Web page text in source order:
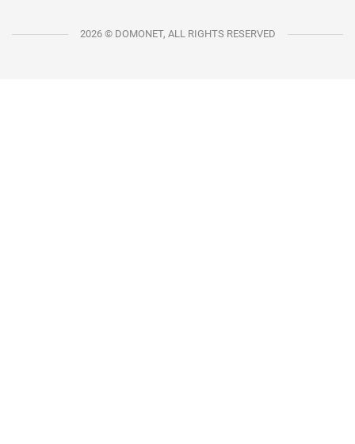
2026 © DOMONET, ALL RIGHTS RESERVED